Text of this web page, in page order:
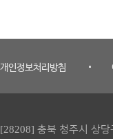
개인정보처리방침
[28208] 충북 청주시 상